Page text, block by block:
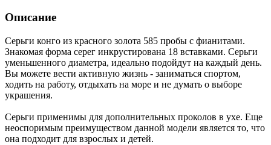
Описание
Серьги конго из красного золота 585 пробы с фианитами.
Знакомая форма серег инкрустирована 18 вставками. Серьги
уменьшенного диаметра, идеально подойдут на каждый день.
Вы можете вести активную жизнь - заниматься спортом,
ходить на работу, отдыхать на море и не думать о выборе
украшения.
Серьги применимы для дополнительных проколов в ухе. Еще
неоспоримым преимуществом данной модели является то, что
она подходит для взрослых и детей.